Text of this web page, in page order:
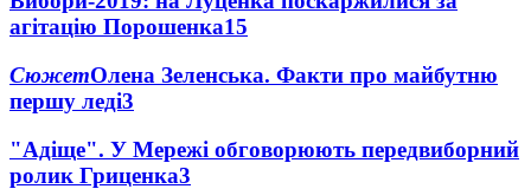
агітацію Порошенка15
СюжетОлена Зеленська. Факти про майбутню
першу леді3
"Адіще". У Мережі обговорюють передвиборний
ролик Гриценка3